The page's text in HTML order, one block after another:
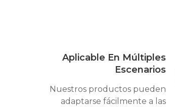
Aplicable En Múltiples
Escenarios
Nuestros productos pueden
adaptarse fácilmente a las